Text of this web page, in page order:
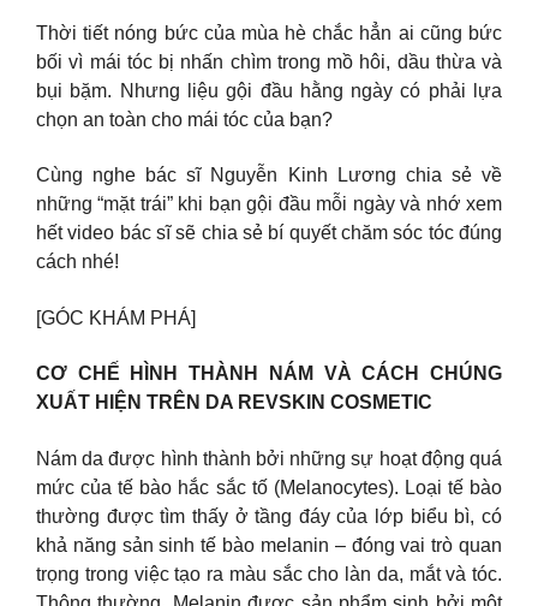
Thời tiết nóng bức của mùa hè chắc hẳn ai cũng bức
bối vì mái tóc bị nhấn chìm trong mồ hôi, dầu thừa và
bụi bặm. Nhưng liệu gội đầu hằng ngày có phải lựa
chọn an toàn cho mái tóc của bạn?
Cùng nghe bác sĩ Nguyễn Kinh Lương chia sẻ về
những “mặt trái” khi bạn gội đầu mỗi ngày và nhớ xem
hết video bác sĩ sẽ chia sẻ bí quyết chăm sóc tóc đúng
cách nhé!
[GÓC KHÁM PHÁ]
CƠ CHẾ HÌNH THÀNH NÁM VÀ CÁCH CHÚNG
XUẤT HIỆN TRÊN DA REVSKIN COSMETIC
Nám da được hình thành bởi những sự hoạt động quá
mức của tế bào hắc sắc tố (Melanocytes). Loại tế bào
thường được tìm thấy ở tầng đáy của lớp biểu bì, có
khả năng sản sinh tế bào melanin – đóng vai trò quan
trọng trong việc tạo ra màu sắc cho làn da, mắt và tóc.